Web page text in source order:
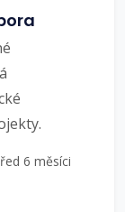
6 měsíci